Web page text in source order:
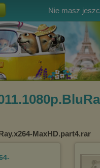
Nie masz
MaxHD.part4.rar